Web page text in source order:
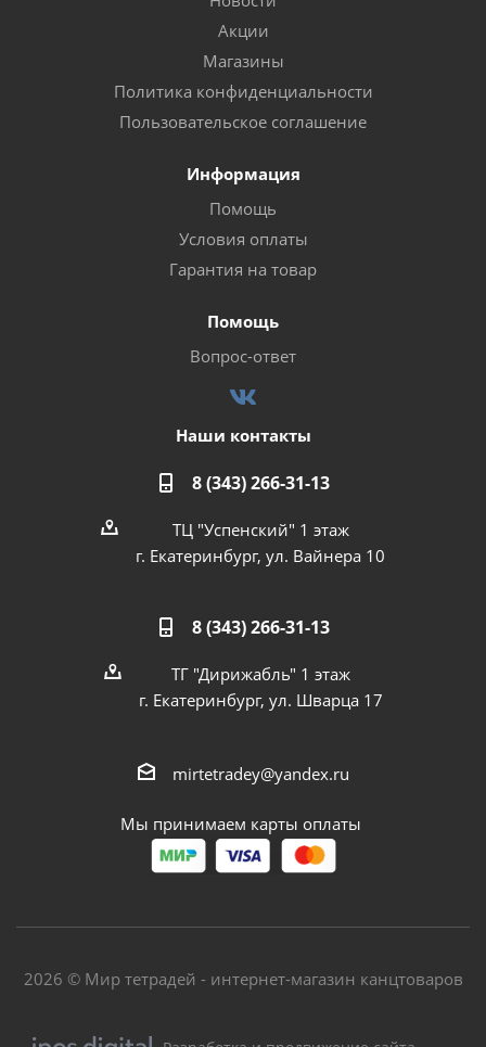
Акции
Магазины
Политика конфиденциальности
Пользовательское соглашение
Информация
Помощь
Условия оплаты
Гарантия на товар
Помощь
Вопрос-ответ
Наши контакты
8 (343) 266-31-13
ТЦ "Успенский" 1 этаж
г. Екатеринбург, ул. Вайнера 10
8 (343) 266-31-13
ТГ "Дирижабль" 1 этаж
г. Екатеринбург, ул. Шварца 17
mirtetradey@yandex.ru
Мы принимаем карты оплаты
2026 © Мир тетрадей - интернет-магазин канцтоваров